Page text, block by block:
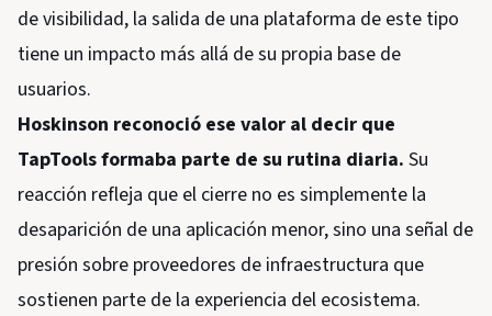
de visibilidad, la salida de una plataforma de este tipo
tiene un impacto más allá de su propia base de
usuarios.
Hoskinson reconoció ese valor al decir que
TapTools formaba parte de su rutina diaria. Su
reacción refleja que el cierre no es simplemente la
desaparición de una aplicación menor, sino una señal de
presión sobre proveedores de infraestructura que
sostienen parte de la experiencia del ecosistema.